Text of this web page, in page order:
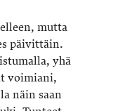
mutta
päivittäin.
yhä
voimiani,
näin saan